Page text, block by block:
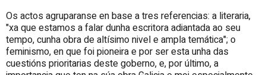
Os actos agruparanse en base a tres referencias: a literaria,
"xa que estamos a falar dunha escritora adiantada ao seu
tempo, cunha obra de altísimo nivel e ampla temática"; o
feminismo, en que foi pioneira e por ser esta unha das
cuestións prioritarias deste goberno, e, por último, a